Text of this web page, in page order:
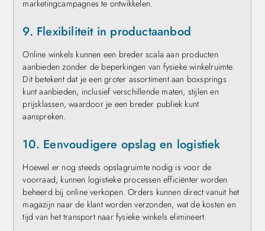
marketingcampagnes te ontwikkelen.
9. Flexibiliteit in productaanbod
Online winkels kunnen een breder scala aan producten
aanbieden zonder de beperkingen van fysieke winkelruimte.
Dit betekent dat je een groter assortiment aan boxsprings
kunt aanbieden, inclusief verschillende maten, stijlen en
prijsklassen, waardoor je een breder publiek kunt
aanspreken.
10. Eenvoudigere opslag en logistiek
Hoewel er nog steeds opslagruimte nodig is voor de
voorraad, kunnen logistieke processen efficiënter worden
beheerd bij online verkopen. Orders kunnen direct vanuit het
magazijn naar de klant worden verzonden, wat de kosten en
tijd van het transport naar fysieke winkels elimineert.